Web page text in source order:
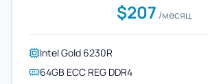
$207 /месяц
Intel Gold 6230R
64GB ECC REG DDR4